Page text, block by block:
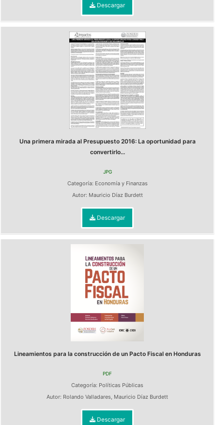
Descargar
Una primera mirada al Presupuesto 2016: La oportunidad para
convertirlo...
JPG
Categoría: Economía y Finanzas
Autor: Mauricio Díaz Burdett
Descargar
Lineamientos para la construcción de un Pacto Fiscal en Honduras
PDF
Categoría: Políticas Públicas
Autor: Rolando Valladares, Mauricio Díaz Burdett
Descargar